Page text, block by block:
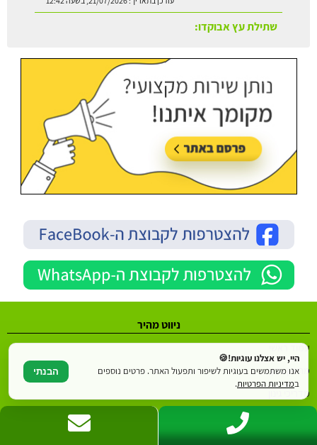
עודכן בתאריך:21/07/2026, בשעה 13:24
ניווט מהיר
עמוד ראשי
מחירון גינון
מדריכי גינון
קראו אודותינו
היי, יש אצלנו עוגיות!🍪
אנו משתמשים בעוגיות לשיפור ותפעול האתר. פרטים נוספים
במדיניות הפרטיות.
הבנתי